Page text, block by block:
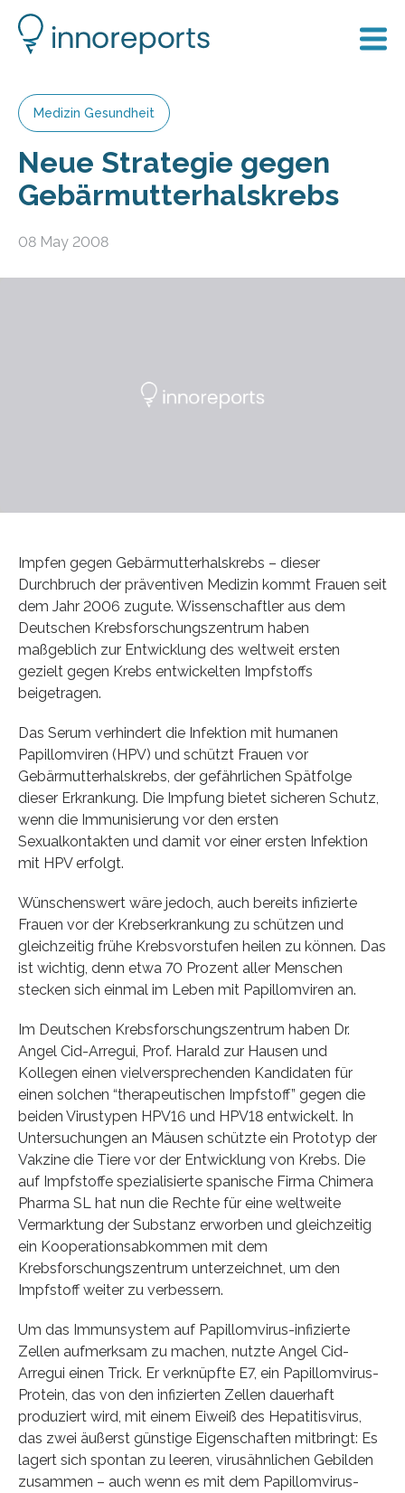
Medizin Gesundheit
Neue Strategie gegen
Gebärmutterhalskrebs
08 May 2008
Impfen gegen Gebärmutterhalskrebs – dieser
Durchbruch der präventiven Medizin kommt Frauen seit
dem Jahr 2006 zugute. Wissenschaftler aus dem
Deutschen Krebsforschungszentrum haben
maßgeblich zur Entwicklung des weltweit ersten
gezielt gegen Krebs entwickelten Impfstoffs
beigetragen.
Das Serum verhindert die Infektion mit humanen
Papillomviren (HPV) und schützt Frauen vor
Gebärmutterhalskrebs, der gefährlichen Spätfolge
dieser Erkrankung. Die Impfung bietet sicheren Schutz,
wenn die Immunisierung vor den ersten
Sexualkontakten und damit vor einer ersten Infektion
mit HPV erfolgt.
Wünschenswert wäre jedoch, auch bereits infizierte
Frauen vor der Krebserkrankung zu schützen und
gleichzeitig frühe Krebsvorstufen heilen zu können. Das
ist wichtig, denn etwa 70 Prozent aller Menschen
stecken sich einmal im Leben mit Papillomviren an.
Im Deutschen Krebsforschungszentrum haben Dr.
Angel Cid-Arregui, Prof. Harald zur Hausen und
Kollegen einen vielversprechenden Kandidaten für
einen solchen “therapeutischen Impfstoff” gegen die
beiden Virustypen HPV16 und HPV18 entwickelt. In
Untersuchungen an Mäusen schützte ein Prototyp der
Vakzine die Tiere vor der Entwicklung von Krebs. Die
auf Impfstoffe spezialisierte spanische Firma Chimera
Pharma SL hat nun die Rechte für eine weltweite
Vermarktung der Substanz erworben und gleichzeitig
ein Kooperationsabkommen mit dem
Krebsforschungszentrum unterzeichnet, um den
Impfstoff weiter zu verbessern.
Um das Immunsystem auf Papillomvirus-infizierte
Zellen aufmerksam zu machen, nutzte Angel Cid-
Arregui einen Trick. Er verknüpfte E7, ein Papillomvirus-
Protein, das von den infizierten Zellen dauerhaft
produziert wird, mit einem Eiweiß des Hepatitisvirus,
das zwei äußerst günstige Eigenschaften mitbringt: Es
lagert sich spontan zu leeren, virusähnlichen Gebilden
zusammen – auch wenn es mit dem Papillomvirus-